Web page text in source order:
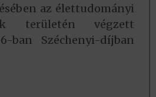
az élettudományi
területén végzett
ban Széchenyi-díjban